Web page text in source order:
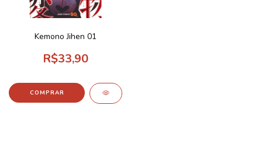
Kemono Jihen 01
R$33,90